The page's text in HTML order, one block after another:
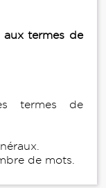
termes de
termes de
de mots.